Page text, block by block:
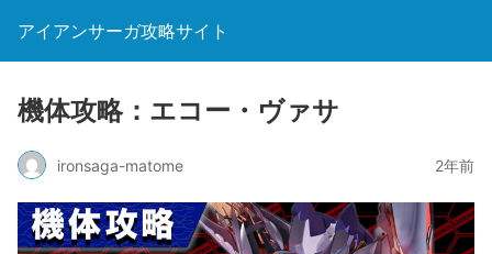
アイアンサーガ攻略サイト
機体攻略：エコー・ヴァサ
ironsaga-matome 2年前